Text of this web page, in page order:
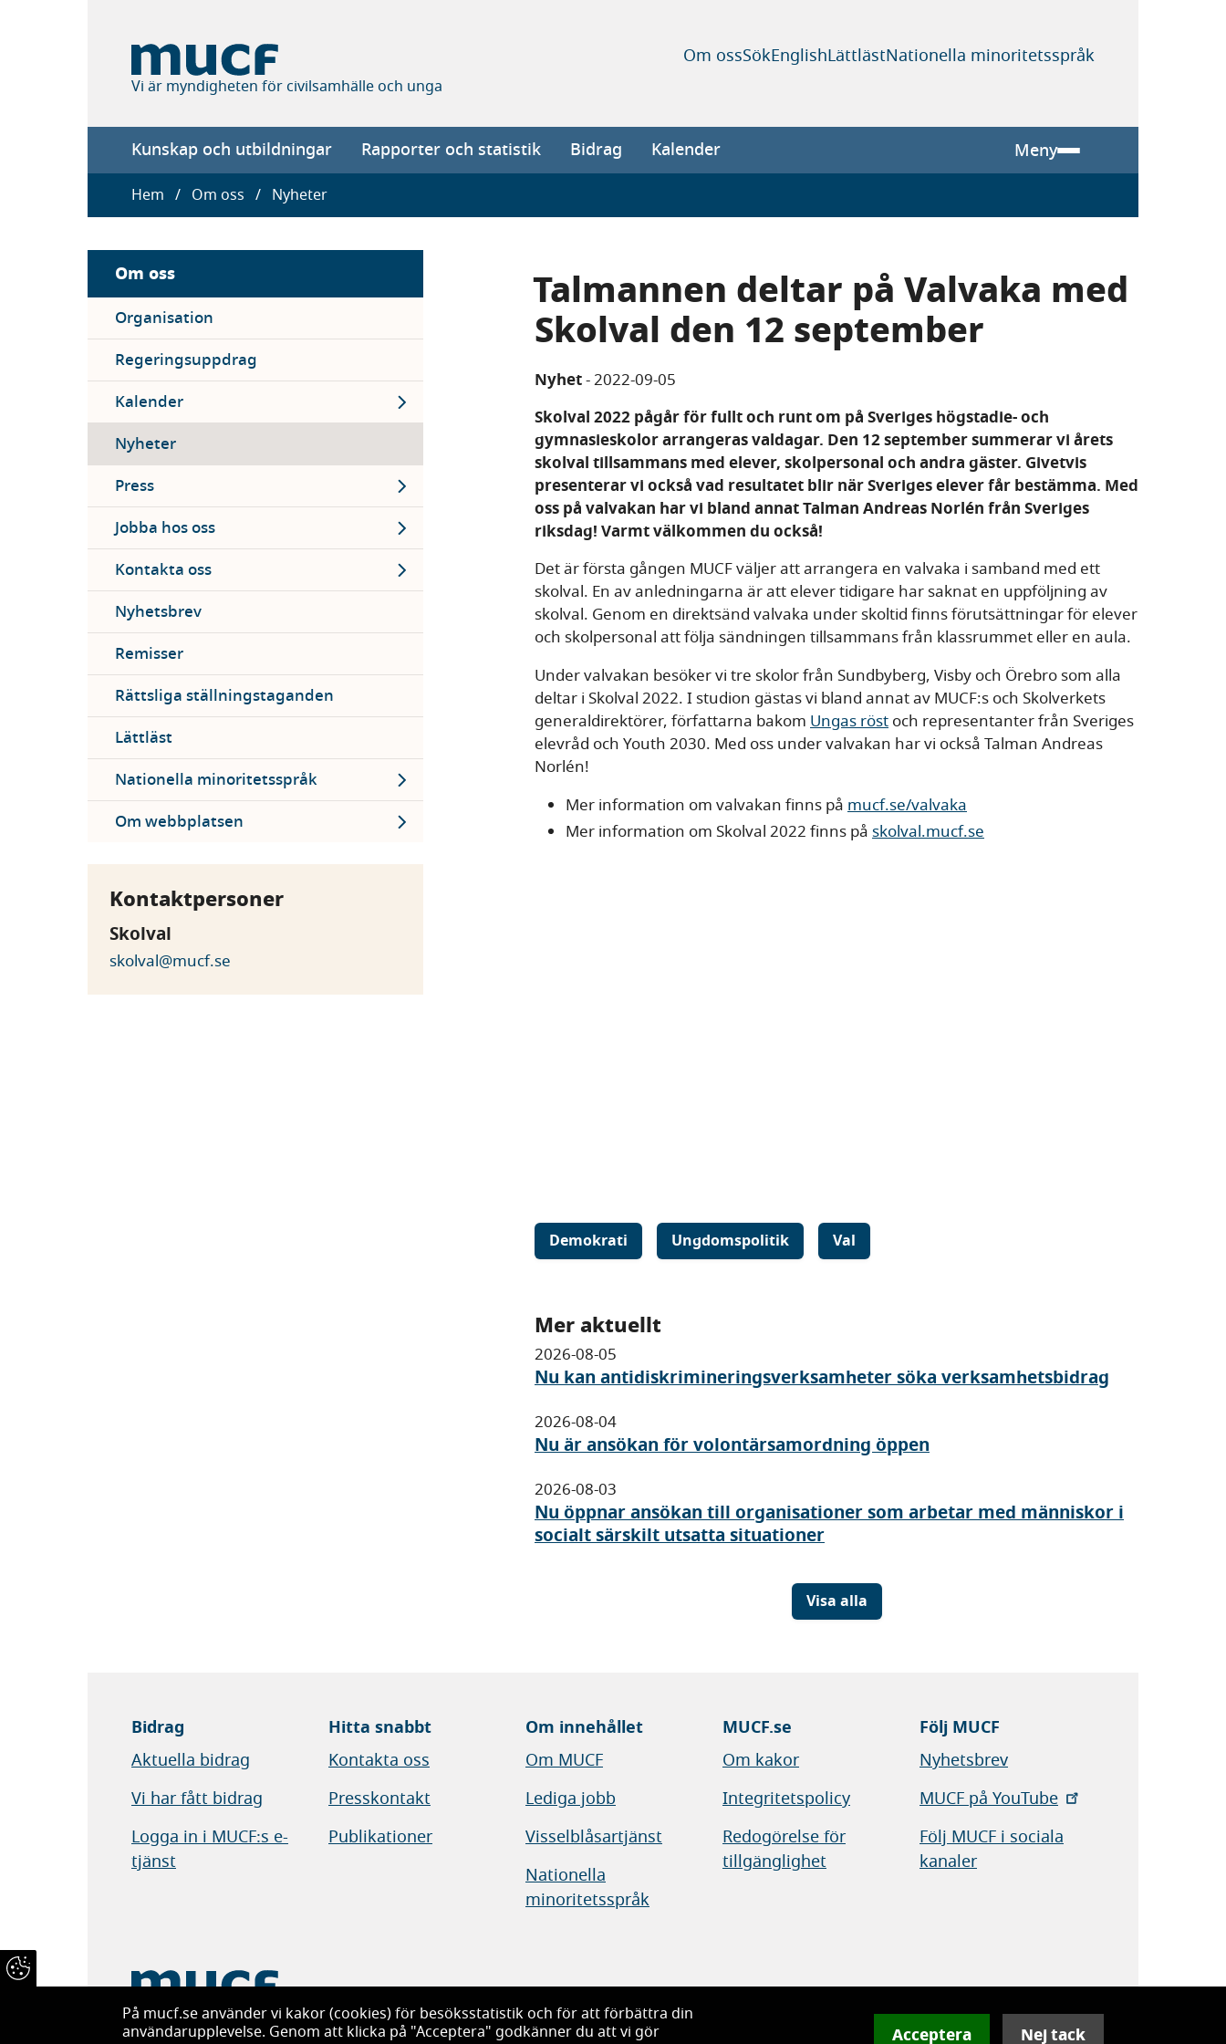
Vi är myndigheten för civilsamhälle och unga
Om ossSökEnglishLättlästNationella minoritetsspråk
Main
navigation
Kunskap och utbildningar Rapporter och statistik Bidrag Kalender Meny
Länkstig
Hem Om oss Nyheter
Sidebar
menu
Om oss
Organisation
Regeringsuppdrag
Kalender
Expand
Nyheter
Press
Expand
Jobba hos oss Expand
Kontakta oss Expand
Nyhetsbrev
Remisser
Rättsliga ställningstaganden
Lättläst
Nationella minoritetsspråk
Expand
Om webbplatsen Expand
Kontaktpersoner
Skolval
skolval@mucf.se
Talmannen deltar på Valvaka med
Skolval den 12 september
Nyhet-2022-09-05
Skolval 2022 pågår för fullt och runt om på Sveriges högstadie- och
gymnasieskolor arrangeras valdagar. Den 12 september summerar vi årets
skolval tillsammans med elever, skolpersonal och andra gäster. Givetvis
presenterar vi också vad resultatet blir när Sveriges elever får bestämma. Med
oss på valvakan har vi bland annat Talman Andreas Norlén från Sveriges
riksdag! Varmt välkommen du också!
Det är första gången MUCF väljer att arrangera en valvaka i samband med ett
skolval. En av anledningarna är att elever tidigare har saknat en uppföljning av
skolval. Genom en direktsänd valvaka under skoltid finns förutsättningar för elever
och skolpersonal att följa sändningen tillsammans från klassrummet eller en aula.
Under valvakan besöker vi tre skolor från Sundbyberg, Visby och Örebro som alla
deltar i Skolval 2022. I studion gästas vi bland annat av MUCF:s och Skolverkets
generaldirektörer, författarna bakom Ungas röst och representanter från Sveriges
elevråd och Youth 2030. Med oss under valvakan har vi också Talman Andreas
Norlén!
Mer information om valvakan finns på mucf.se/valvaka
Mer information om Skolval 2022 finns på skolval.mucf.se
Demokrati Ungdomspolitik Val
Mer aktuellt
2026-08-05
Nu kan antidiskrimineringsverksamheter söka verksamhetsbidrag
2026-08-04
Nu är ansökan för volontärsamordning öppen
2026-08-03
Nu öppnar ansökan till organisationer som arbetar med människor i
socialt särskilt utsatta situationer
Visa alla
Bidrag
Aktuella bidrag
Vi har fått bidrag
Logga in i MUCF:s e-
tjänst
Hitta snabbt
Kontakta oss
Presskontakt
Publikationer
Om innehållet
Om MUCF
Lediga jobb
Visselblåsartjänst
Nationella
minoritetsspråk
MUCF.se
Om kakor
Integritetspolicy
Redogörelse för
tillgänglighet
Följ MUCF
Nyhetsbrev
MUCF på YouTube
Följ MUCF i sociala
kanaler
Myndigheten för ungdoms- och civilsamhällesfrågor
På mucf.se använder vi kakor (cookies) för besöksstatistik och för att förbättra din
användarupplevelse. Genom att klicka på "Acceptera" godkänner du att vi gör
Acceptera Nej tack